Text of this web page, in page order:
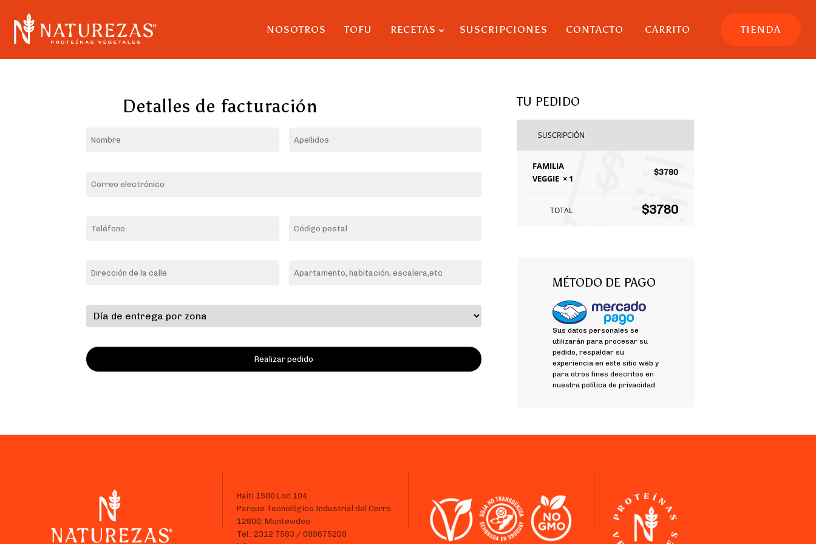
NOSOTROS TOFU RECETAS SUSCRIPCIONES CONTACTO CARRITO TIENDA
Detalles de facturación TU PEDIDO
SUSCRIPCIÓN
FAMILIA
VEGGIE × 1
$3780
TOTAL $3780
MÉTODO DE PAGO
Sus datos personales se
utilizarán para procesar su
pedido, respaldar su
experiencia en este sitio web y
para otros fines descritos en
nuestra política de privacidad.
Haiti 1500 Loc.104
Parque Tecnológico Industrial del Cerro
12800, Montevideo
Tel.: 2312 7583 / 099675209